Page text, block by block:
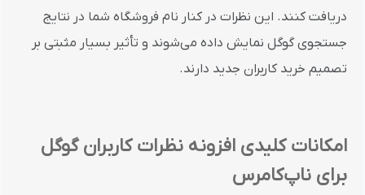
دریافت کنند. این نظرات در کنار نام فروشگاه شما در نتایج
جستجوی گوگل نمایش داده می‌شوند و تأثیر بسیار مثبتی بر
تصمیم خرید کاربران جدید دارند.
امکانات کلیدی افزونه نظرات کاربران گوگل
برای ناپ‌کامرس